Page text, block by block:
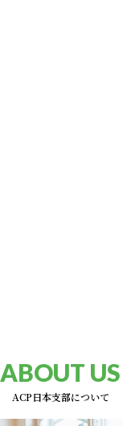
ABOUT US
ACP日本支部について